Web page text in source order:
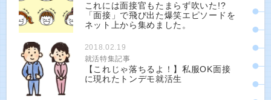
これには面接官もたまらず吹いた!?
「面接」で飛び出た爆笑エピソードを
ネット上から集めました。
2018.02.19
就活特集記事
【これじゃ落ちるよ！】私服OK面接
に現れたトンデモ就活生